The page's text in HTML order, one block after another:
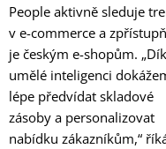
People aktivně sleduje
v e-commerce a
je českým e-shopům.
umělé inteligenci
lépe předvídat skladové
zásoby a personalizovat
nabídku zákazníkům,“